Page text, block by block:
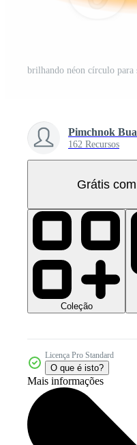
Pimchnok
162 Recursos
Grátis
Coleção
Licença Pro Standard
O que é isto?
Mais informações